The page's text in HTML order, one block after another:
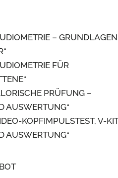
– GRUNDLAGEN
FÜR
PRÜFUNG –
AUSWERTUNG“
KOPFIMPULSTEST, V-
AUSWERTUNG“